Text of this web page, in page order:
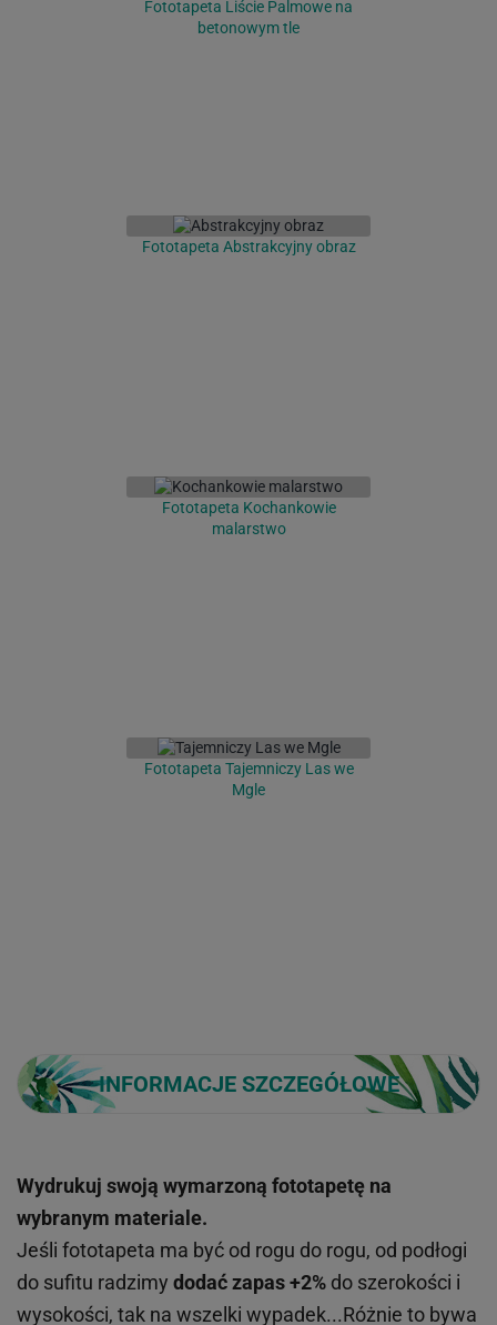
Fototapeta Liście Palmowe na
betonowym tle
Fototapeta Abstrakcyjny obraz
Fototapeta Kochankowie
malarstwo
Fototapeta Tajemniczy Las we
Mgle
INFORMACJE SZCZEGÓŁOWE
Wydrukuj swoją wymarzoną fototapetę na
wybranym materiale.
Jeśli fototapeta ma być od rogu do rogu, od podłogi
do sufitu radzimy dodać zapas +2% do szerokości i
wysokości, tak na wszelki wypadek...Różnie to bywa